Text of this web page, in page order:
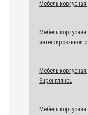
Мебель
Мебель
интегрированной
Мебель
Super глянец
Мебель